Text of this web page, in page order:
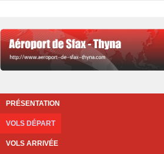
PRÉSENTATION
VOLS DÉPART
VOLS ARRIVÉE